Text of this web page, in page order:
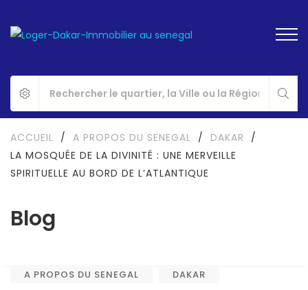
Blog
ACCUEIL / A PROPOS DU SENEGAL / DAKAR
/
LA MOSQUÉE DE LA DIVINITÉ : UNE MERVEILLE
SPIRITUELLE AU BORD DE L’ATLANTIQUE
A PROPOS DU SENEGAL DAKAR